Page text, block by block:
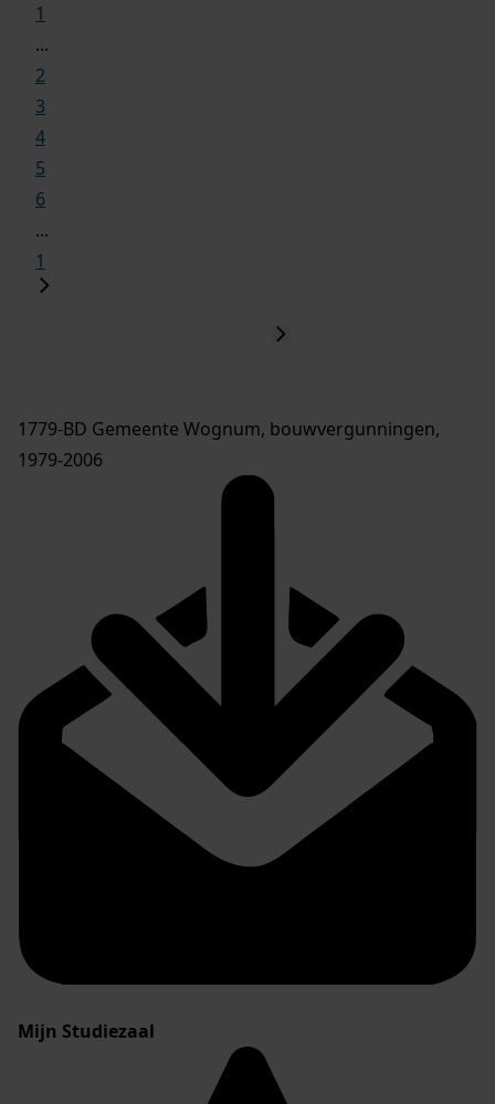
1
...
2
3
4
5
6
...
1
1779-BD Gemeente Wognum, bouwvergunningen,
1979-2006
Mijn Studiezaal